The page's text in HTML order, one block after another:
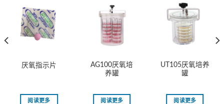
厌氧指示片
阅读更多
AG100厌氧培
养罐
阅读更多
UT105厌氧培养
罐
阅读更多